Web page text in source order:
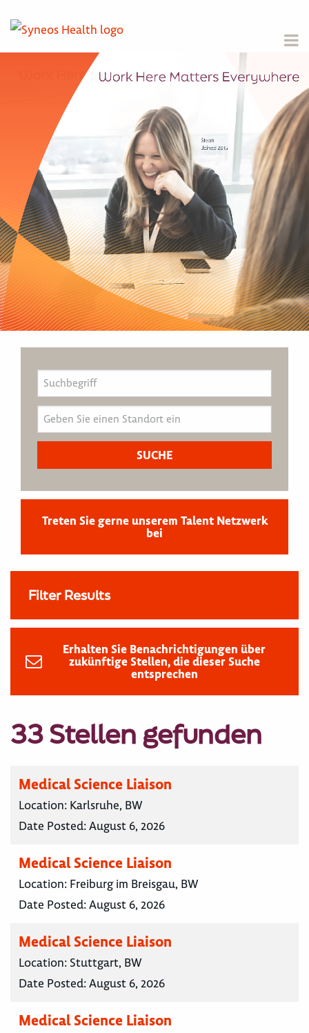
Treten Sie gerne unserem Talent Netzwerk
bei
Filter Results
Erhalten Sie Benachrichtigungen über
zukünftige Stellen, die dieser Suche
entsprechen
33 Stellen gefunden
Medical Science Liaison
Location: Karlsruhe, BW
Date Posted:August 6, 2026
Medical Science Liaison
Location: Freiburg im Breisgau, BW
Date Posted:August 6, 2026
Medical Science Liaison
Location: Stuttgart, BW
Date Posted:August 6, 2026
Medical Science Liaison